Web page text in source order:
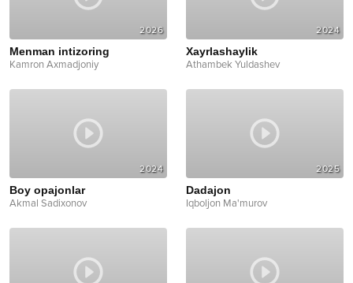
2026
Menman intizoring
Kamron Axmadjoniy
2024
Xayrlashaylik
Athambek Yuldashev
2024
Boy opajonlar
Akmal Sadixonov
2025
Dadajon
Iqboljon Ma'murov